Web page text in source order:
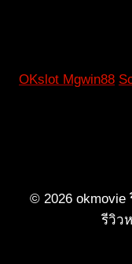
OKslot Mgwin88
© 2026
รีวิว